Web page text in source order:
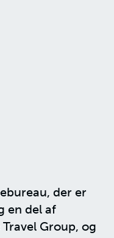
der er
en del af
Travel Group, og